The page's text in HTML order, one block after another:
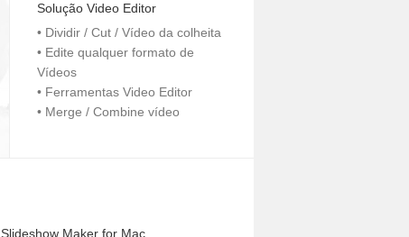
Solução Video Editor
• Dividir / Cut / Vídeo da colheita
• Edite qualquer formato de
Vídeos
• Ferramentas Video Editor
• Merge / Combine vídeo
Slideshow Maker for Mac